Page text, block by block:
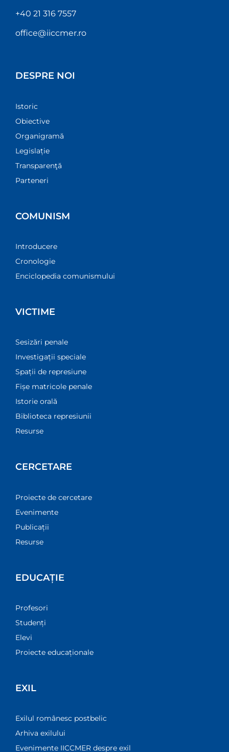
+40 21 316 7557
office@iiccmer.ro
DESPRE NOI
Istoric
Obiective
Organigramă
Legislație
Transparenţă
Parteneri
COMUNISM
Introducere
Cronologie
Enciclopedia comunismului
VICTIME
Sesizări penale
Investigații speciale
Spații de represiune
Fișe matricole penale
Istorie orală
Biblioteca represiunii
Resurse
CERCETARE
Proiecte de cercetare
Evenimente
Publicații
Resurse
EDUCAȚIE
Profesori
Studenți
Elevi
Proiecte educaționale
EXIL
Exilul românesc postbelic
Arhiva exilului
Evenimente IICCMER despre exil